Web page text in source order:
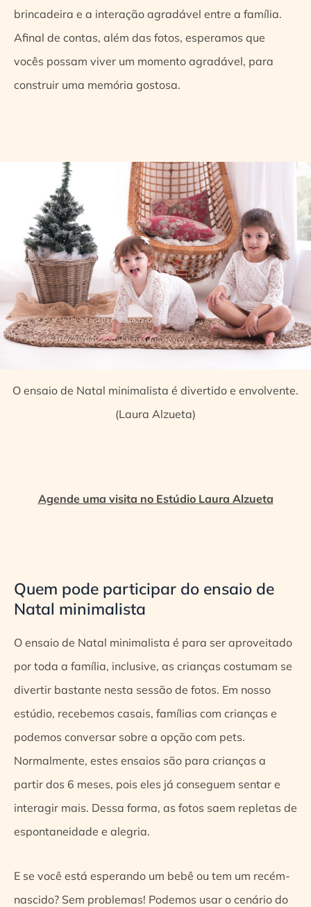
brincadeira e a interação agradável entre a família.
Afinal de contas, além das fotos, esperamos que
vocês possam viver um momento agradável, para
construir uma memória gostosa.
O ensaio de Natal minimalista é divertido e envolvente.
(Laura Alzueta)
Agende uma visita no Estúdio Laura Alzueta
Quem pode participar do ensaio de
Natal minimalista
O ensaio de Natal minimalista é para ser aproveitado
por toda a família, inclusive, as crianças costumam se
divertir bastante nesta sessão de fotos. Em nosso
estúdio, recebemos casais, famílias com crianças e
podemos conversar sobre a opção com pets.
Normalmente, estes ensaios são para crianças a
partir dos 6 meses, pois eles já conseguem sentar e
interagir mais. Dessa forma, as fotos saem repletas de
espontaneidade e alegria.
E se você está esperando um bebê ou tem um recém-
nascido? Sem problemas! Podemos usar o cenário do